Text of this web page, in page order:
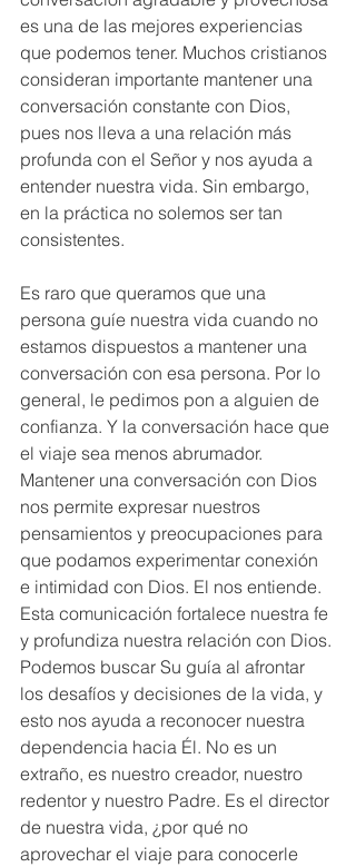
es una de las mejores experiencias
que podemos tener. Muchos cristianos
consideran importante mantener una
conversación constante con Dios,
pues nos lleva a una relación más
profunda con el Señor y nos ayuda a
entender nuestra vida. Sin embargo,
en la práctica no solemos ser tan
consistentes.
Es raro que queramos que una
persona guíe nuestra vida cuando no
estamos dispuestos a mantener una
conversación con esa persona. Por lo
general, le pedimos pon a alguien de
confianza. Y la conversación hace que
el viaje sea menos abrumador.
Mantener una conversación con Dios
nos permite expresar nuestros
pensamientos y preocupaciones para
que podamos experimentar conexión
e intimidad con Dios. El nos entiende.
Esta comunicación fortalece nuestra fe
y profundiza nuestra relación con Dios.
Podemos buscar Su guía al afrontar
los desafíos y decisiones de la vida, y
esto nos ayuda a reconocer nuestra
dependencia hacia Él. No es un
extraño, es nuestro creador, nuestro
redentor y nuestro Padre. Es el director
de nuestra vida, ¿por qué no
aprovechar el viaje para conocerle